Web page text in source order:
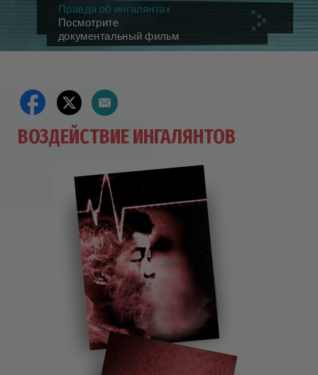
Правда об ингалянтах
Посмотрите
документальный фильм
ВОЗДЕЙСТВИЕ ИНГАЛЯНТОВ